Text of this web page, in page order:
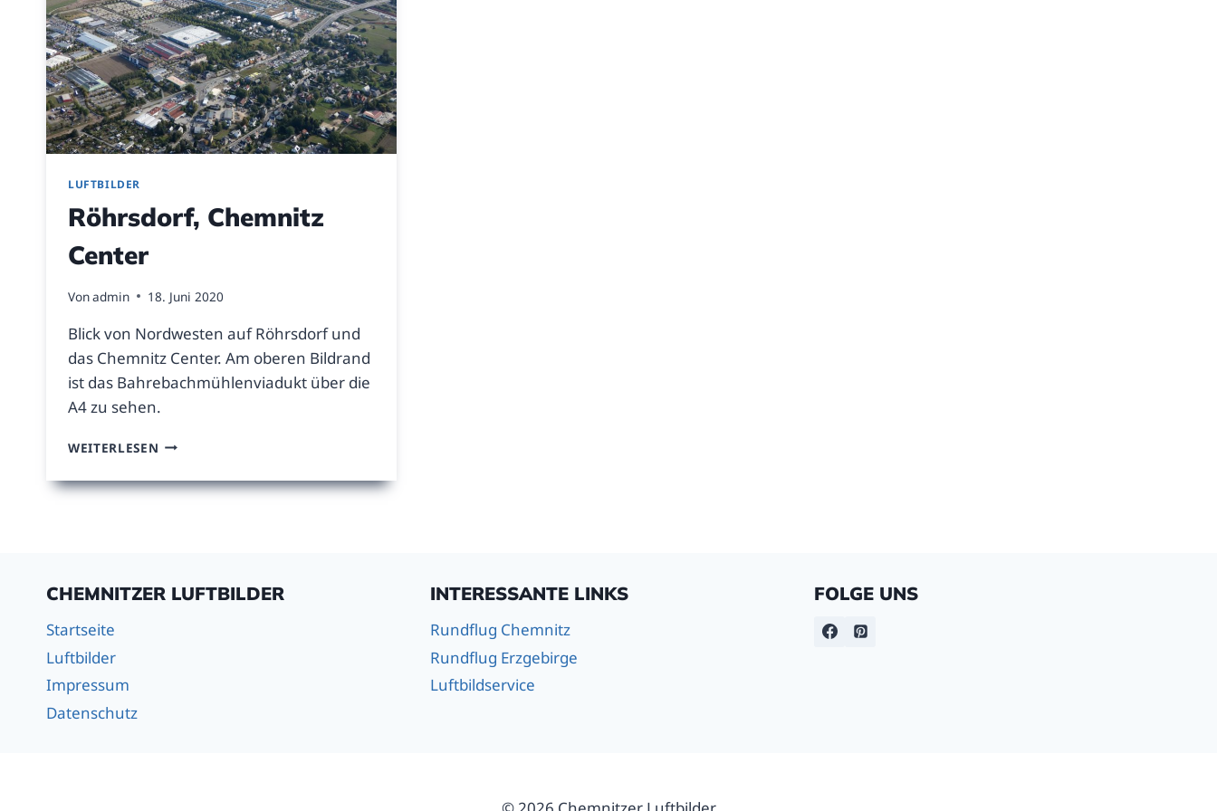
LUFTBILDER
Röhrsdorf, Chemnitz
Center
Vonadmin 18. Juni 2020
Blick von Nordwesten auf Röhrsdorf und
das Chemnitz Center. Am oberen Bildrand
ist das Bahrebachmühlenviadukt über die
A4 zu sehen.
WEITERLESEN RÖHRSDORF,
CENTER
CHEMNITZER LUFTBILDER
Startseite
Luftbilder
Impressum
Datenschutz
INTERESSANTE LINKS
Rundflug Chemnitz
Rundflug Erzgebirge
Luftbildservice
FOLGE UNS